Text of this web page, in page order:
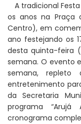
A tradicional
os anos na Praça
Centro), em
ano festejando os
desta quinta-feira
semana. O evento
semana, repleto
entretenimento
da Secretaria
programa
cronograma